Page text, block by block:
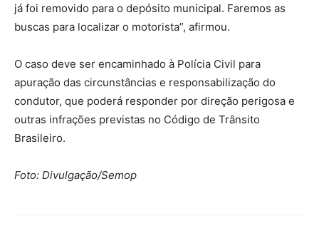
já foi removido para o depósito municipal. Faremos as
buscas para localizar o motorista”, afirmou.
O caso deve ser encaminhado à Polícia Civil para
apuração das circunstâncias e responsabilização do
condutor, que poderá responder por direção perigosa e
outras infrações previstas no Código de Trânsito
Brasileiro.
Foto: Divulgação/Semop